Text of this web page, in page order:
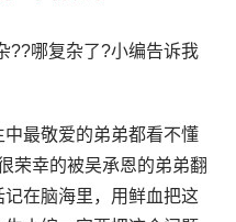
??哪复杂了?小编告诉我
最敬爱的弟弟都看不懂
荣幸的被吴承恩的弟弟翻
在脑海里，用鲜血把这